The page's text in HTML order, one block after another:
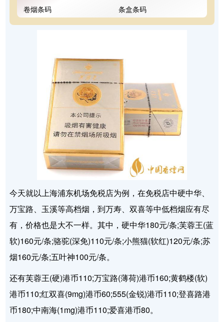
卷烟条码 条盒条码
今天就以上海浦东机场免税店为例，在免税店中硬中华、
万宝路、玉溪等高档烟，到万寿、双喜等中低档烟应有尽
有，价格也是大不一样。其中，硬中华180元/条;芙蓉王(蓝
软)160元/条;骆驼(深免)110元/条;小熊猫(软红)120元/条;苏
烟160元/条;五叶神100元/条。
还有芙蓉王(硬)港币110;万宝路(薄荷)港币160;黄鹤楼(软)
港币110;红双喜(9mg)港币60;555(金锐)港币110;登喜路港
币180;中南海(1mg)港币110;爱喜港币80。